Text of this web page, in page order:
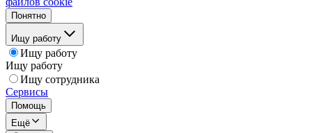
Понятно
Ищу работу
Ищу работу
Ищу работу
Ищу сотрудника
Сервисы
Помощь
Ещё